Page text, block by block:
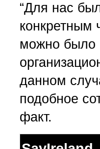
“Для нас
конкретным
можно было
данном
подобное
факт.